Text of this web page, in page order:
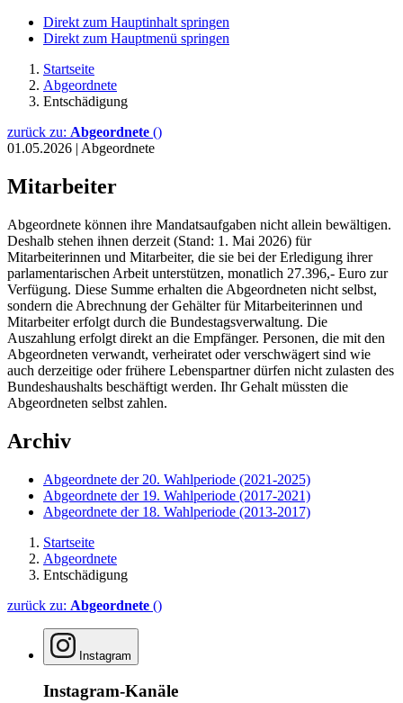
Direkt zum Hauptinhalt springen
Direkt zum Hauptmenü springen
Startseite
Abgeordnete
Entschädigung
zurück zu: Abgeordnete ()
01.05.2026 | Abgeordnete
Mitarbeiter
Abgeordnete können ihre Mandatsaufgaben nicht allein bewältigen.
Deshalb stehen ihnen derzeit (Stand: 1. Mai 2026) für
Mitarbeiterinnen und Mitarbeiter, die sie bei der Erledigung ihrer
parlamentarischen Arbeit unterstützen, monatlich 27.396,- Euro zur
Verfügung. Diese Summe erhalten die Abgeordneten nicht selbst,
sondern die Abrechnung der Gehälter für Mitarbeiterinnen und
Mitarbeiter erfolgt durch die Bundestagsverwaltung. Die
Auszahlung erfolgt direkt an die Empfänger. Personen, die mit den
Abgeordneten verwandt, verheiratet oder verschwägert sind wie
auch derzeitige oder frühere Lebenspartner dürfen nicht zulasten des
Bundeshaushalts beschäftigt werden. Ihr Gehalt müssten die
Abgeordneten selbst zahlen.
Archiv
Abgeordnete der 20. Wahlperiode (2021-2025)
Abgeordnete der 19. Wahlperiode (2017-2021)
Abgeordnete der 18. Wahlperiode (2013-2017)
Startseite
Abgeordnete
Entschädigung
zurück zu: Abgeordnete ()
Instagram
Instagram-Kanäle